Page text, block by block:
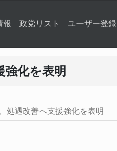
報 政党リスト ユーザー登録
化を表明
処遇改善へ支援強化を表明